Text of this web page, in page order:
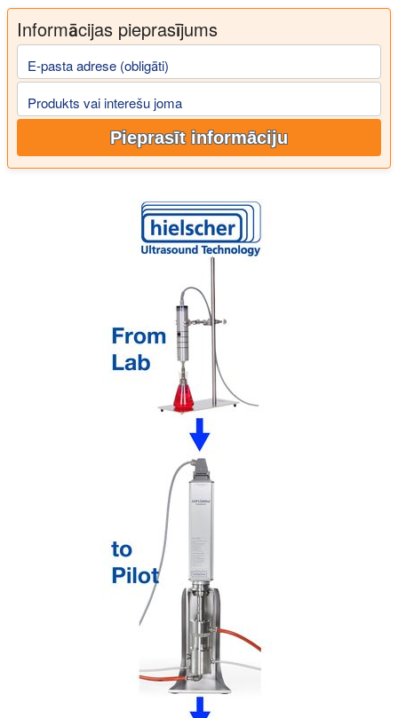
Informācijas pieprasījums
E-pasta adrese (obligāti)
Produkts vai interešu joma
Pieprasīt informāciju